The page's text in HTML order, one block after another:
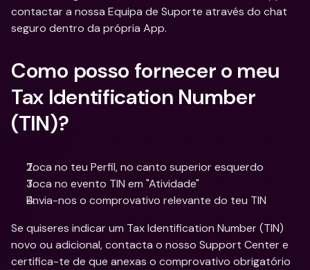
contactar a nossa Equipa de Suporte através do chat
seguro dentro da própria App.
Como posso fornecer o meu
Tax Identification Number
(TIN)?
Toca no teu Perfil, no canto superior esquerdo
Toca no evento TIN em "Atividade"
Envia-nos o comprovativo relevante do teu TIN
Se quiseres indicar um Tax Identification Number (TIN)
novo ou adicional, contacta o nosso Support Center e
certifica-te de que anexas o comprovativo obrigatório